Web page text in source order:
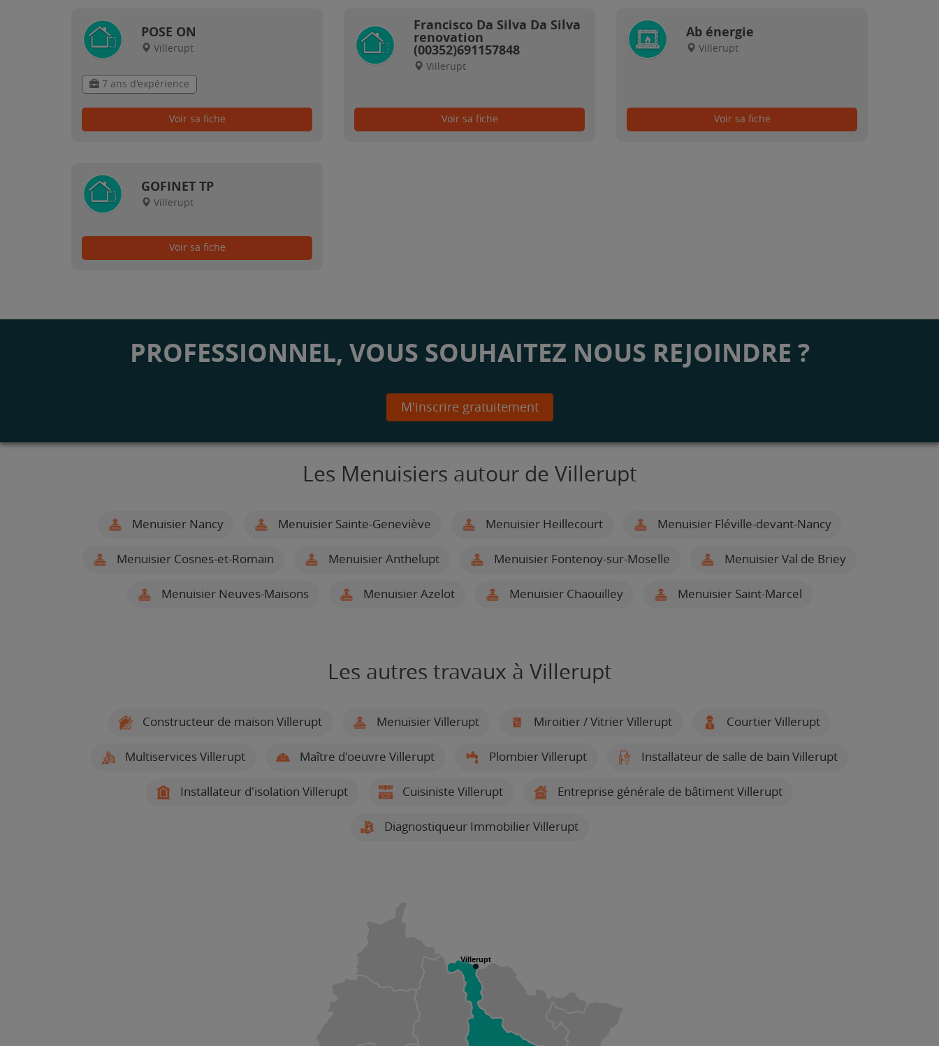
POSE ON
Villerupt
7 ans d'expérience
Voir sa fiche
Francisco Da Silva Da Silva
renovation
(00352)691157848
Villerupt
Voir sa fiche
Ab énergie
Villerupt
Voir sa fiche
GOFINET TP
Villerupt
Voir sa fiche
PROFESSIONNEL, VOUS SOUHAITEZ NOUS REJOINDRE ?
M'inscrire gratuitement
Les Menuisiers autour de Villerupt
Menuisier Nancy Menuisier Sainte-Geneviève Menuisier Heillecourt Menuisier Fléville-devant-Nancy
Menuisier Cosnes-et-Romain Menuisier Anthelupt Menuisier Fontenoy-sur-Moselle Menuisier Val de Briey
Menuisier Neuves-Maisons Menuisier Azelot Menuisier Chaouilley Menuisier Saint-Marcel
Les autres travaux à Villerupt
Constructeur de maison Villerupt Menuisier Villerupt Miroitier / Vitrier Villerupt Courtier Villerupt
Multiservices Villerupt Maître d'oeuvre Villerupt Plombier Villerupt Installateur de salle de bain Villerupt
Installateur d'isolation Villerupt Cuisiniste Villerupt Entreprise générale de bâtiment Villerupt
Diagnostiqueur Immobilier Villerupt
Villerupt